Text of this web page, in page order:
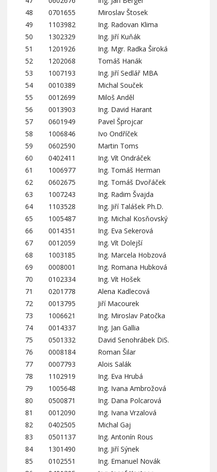
48
0701655
Miroslav Štosek
49
1103982
Ing. Radovan Klima
50
1302329
Ing. Jiří Kuňák
51
1201926
Ing. Mgr. Radka Široká
52
1202068
Tomáš Hanák
53
1007193
Ing. Jiří Sedlář MBA
54
0010389
Michal Souček
55
0012699
Miloš Anděl
56
0013903
Ing. David Harant
57
0601949
Pavel Šprojcar
58
1006846
Ivo Ondříček
59
0602590
Martin Toms
60
0402411
Ing. Vít Ondráček
61
1006977
Ing. Tomáš Herman
62
0602675
Ing. Tomáš Dvořáček
63
1007243
Ing. Radim Švajda
64
1103528
Ing. Jiří Talášek Ph.D.
65
1005487
Ing. Michal Kosňovský
66
0014351
Ing. Eva Sekerová
67
0012059
Ing. Vít Dolejší
68
1003185
Ing. Marcela Hobzová
69
0008001
Ing. Romana Hubková
70
0102334
Ing. Vít Hošek
71
0201778
Alena Kadlecová
72
0013795
Jiří Macourek
73
1006621
Ing. Miroslav Patočka
74
0014337
Ing. Jan Gallia
75
0501332
David Senohrábek DiS.
76
0008184
Roman Šilar
77
0007793
Alois Salák
78
1102919
Ing. Eva Hrubá
79
1005648
Ing. Ivana Ambrožová
80
0500871
Ing. Dana Polcarová
81
0012090
Ing. Ivana Vrzalová
82
0402505
Michal Gaj
83
0501137
Ing. Antonín Rous
84
1301490
Ing. Jiří Sýnek
85
0102551
Ing. Emanuel Novák